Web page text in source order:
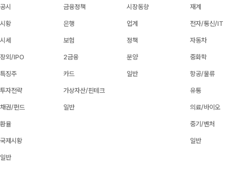
공시
시황
시세
장외/IPO
특징주
투자전략
채권/펀드
환율
국제시황
일반
금융정책
은행
보험
2금융
카드
가상자산/핀테크
일반
시장동향
업계
정책
분양
일반
재계
전자/통신/IT
자동차
중화학
항공/물류
유통
의료/바이오
중기/벤처
일반